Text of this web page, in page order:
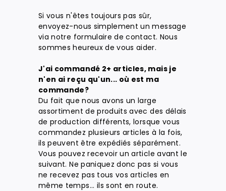
Si vous n'êtes toujours pas sûr,
envoyez-nous simplement un message
via notre formulaire de contact. Nous
sommes heureux de vous aider.
J'ai commandé 2+ articles, mais je
n'en ai reçu qu'un... où est ma
commande?
Du fait que nous avons un large
assortiment de produits avec des délais
de production différents, lorsque vous
commandez plusieurs articles à la fois,
ils peuvent être expédiés séparément.
Vous pouvez recevoir un article avant le
suivant. Ne paniquez donc pas si vous
ne recevez pas tous vos articles en
même temps... ils sont en route.